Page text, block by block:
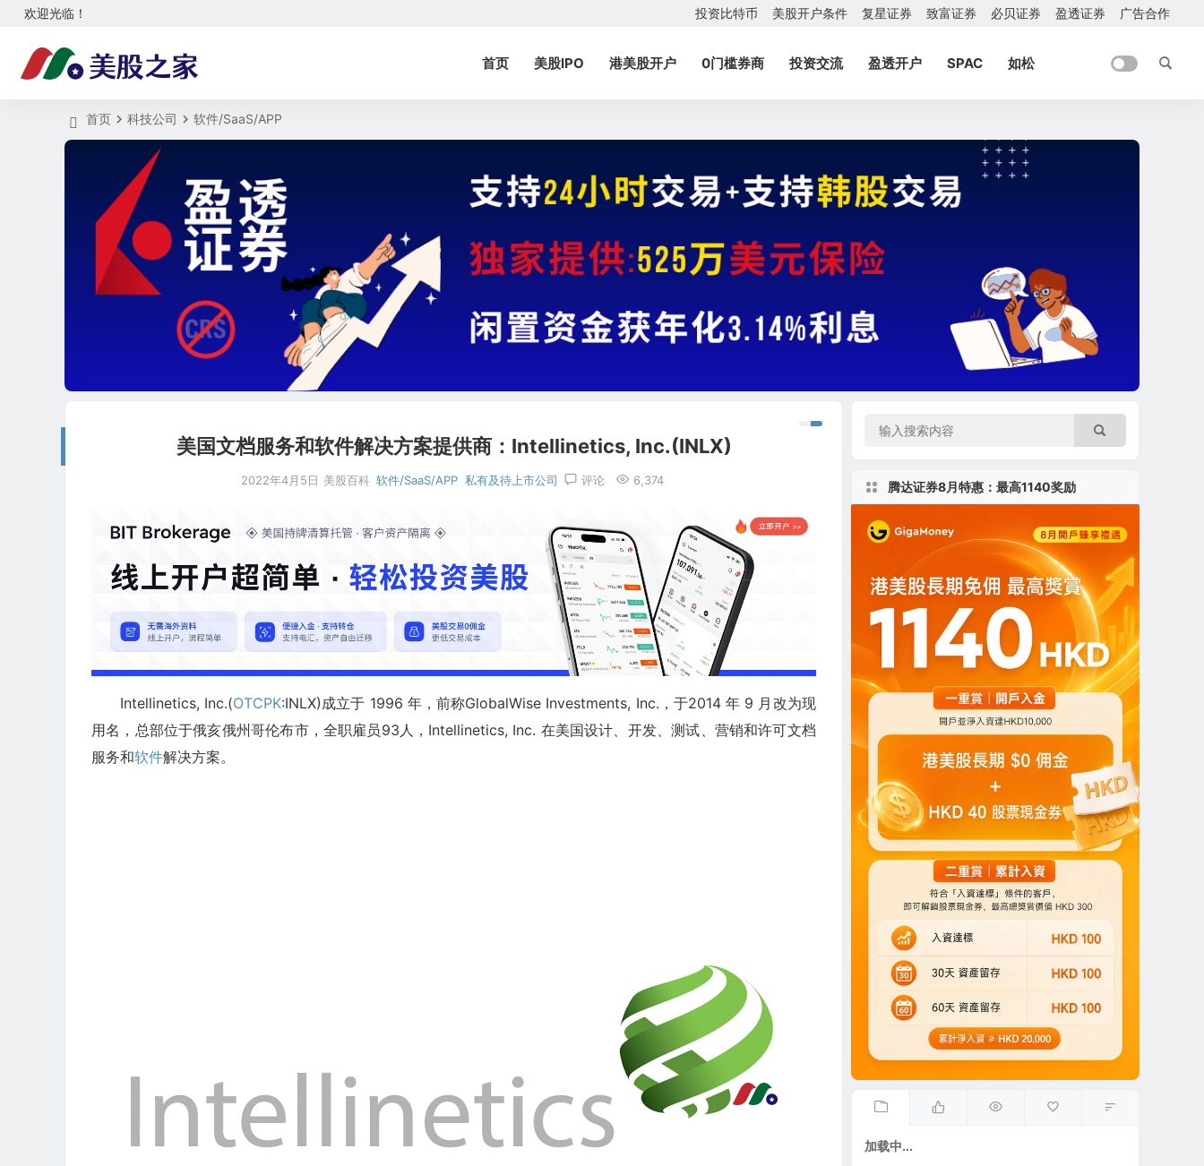
欢迎光临！ 投资比特币 美股开户条件 复星证券 致富证券 必贝证券 盈透证券 广告合作
首页 美股IPO 港美股开户 0门槛券商 投资交流 盈透开户 SPAC 如松
首页 科技公司 软件/SaaS/APP
美国文档服务和软件解决方案提供商：Intellinetics, Inc.(INLX)
2022年4月5日 美股百科 软件/SaaS/APP 私有及待上市公司 评论 6,374
Intellinetics, Inc.(OTCPK:INLX)成立于 1996 年，前称GlobalWise Investments, Inc.，于2014 年 9 月改为现
用名，总部位于俄亥俄州哥伦布市，全职雇员93人，Intellinetics, Inc. 在美国设计、开发、测试、营销和许可文档
服务和软件解决方案。
腾达证券8月特惠：最高1140奖励
加载中...